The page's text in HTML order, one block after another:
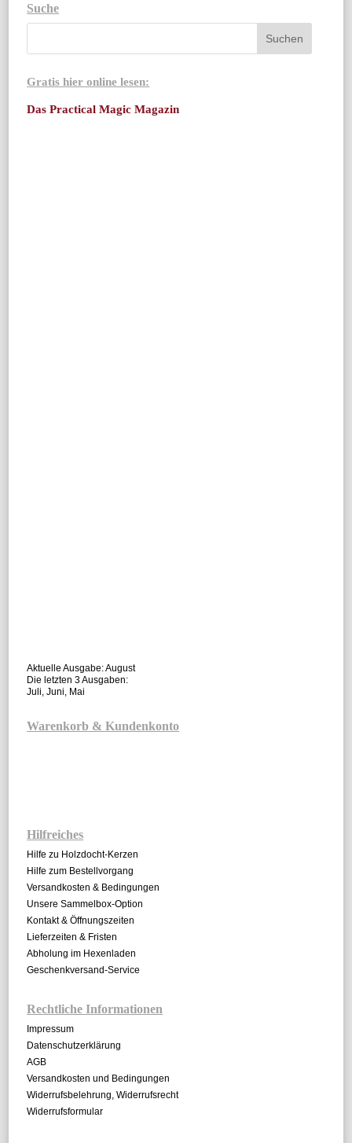
Suche
Gratis hier online lesen:
Das Practical Magic Magazin
Aktuelle Ausgabe:August
Die letzten 3 Ausgaben:
Juli ,Juni Mai
Warenkorb & Kundenkonto
Hilfreiches
Hilfe zu Holzdocht-Kerzen
Hilfe zum Bestellvorgang
Versandkosten & Bedingungen
Unsere Sammelbox-Option
Kontakt & Öffnungszeiten
Lieferzeiten & Fristen
Abholung im Hexenladen
Geschenkversand-Service
Rechtliche Informationen
Impressum
Datenschutzerklärung
AGB
Versandkosten und Bedingungen
Widerrufsbelehrung, Widerrufsrecht
Widerrufsformular